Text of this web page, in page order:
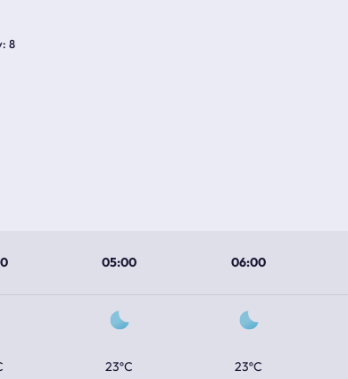
8
05:00 06:00
23ºC 23ºC